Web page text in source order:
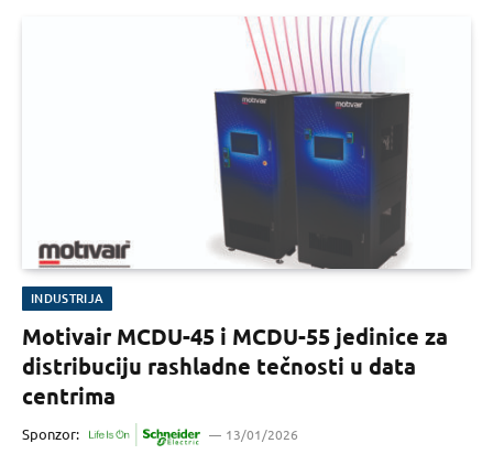
INDUSTRIJA
Motivair MCDU-45 i MCDU-55 jedinice za
distribuciju rashladne tečnosti u data
centrima
Sponzor: 13/01/2026